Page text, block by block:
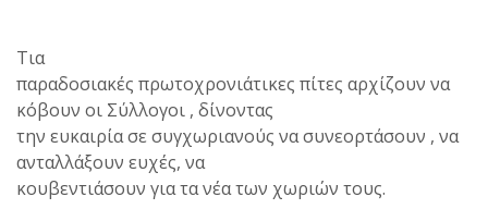
Τια
παραδοσιακές πρωτοχρονιάτικες πίτες αρχίζουν να
κόβουν οι Σύλλογοι , δίνοντας
την ευκαιρία σε συγχωριανούς να συνεορτάσουν , να
ανταλλάξουν ευχές, να
κουβεντιάσουν για τα νέα των χωριών τους.